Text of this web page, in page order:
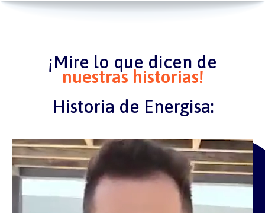
¡Mire lo que dicen de
nuestras historias!
Historia de Energisa: